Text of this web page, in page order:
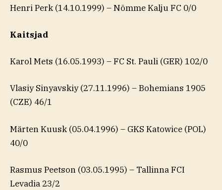
Henri Perk (14.10.1999) – Nõmme Kalju FC 0/0
Kaitsjad
Karol Mets (16.05.1993) – FC St. Pauli (GER) 102/0
Vlasiy Sinyavskiy (27.11.1996) – Bohemians 1905
(CZE) 46/1
Märten Kuusk (05.04.1996) – GKS Katowice (POL)
40/0
Rasmus Peetson (03.05.1995) – Tallinna FCI
Levadia 23/2